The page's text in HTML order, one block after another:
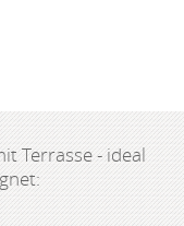
Terrasse - ideal